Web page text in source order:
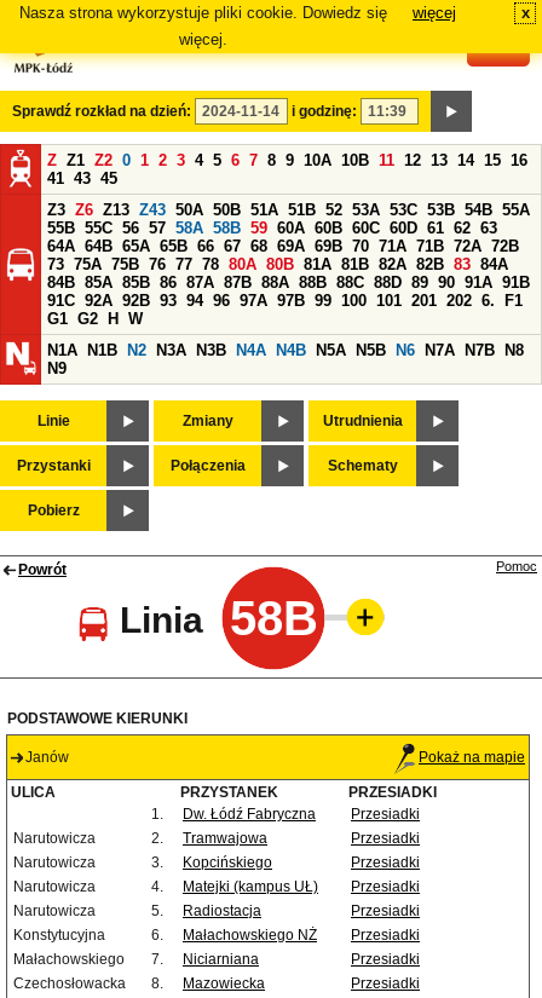
Nasza strona wykorzystuje pliki cookie. Dowiedz się
więcej.
więcej x
Sprawdź rozkład na dzień: i godzinę:
Z Z1 Z2 0 1 2 3 4 5 6 7 8 9 10A 10B 11 12 13 14 15 16
41 43 45
Z3 Z6 Z13 Z43 50A 50B 51A 51B 52 53A 53C 53B 54B 55A
55B 55C 56 57 58A 58B 59 60A 60B 60C 60D 61 62 63
64A 64B 65A 65B 66 67 68 69A 69B 70 71A 71B 72A 72B
73 75A 75B 76 77 78 80A 80B 81A 81B 82A 82B 83 84A
84B 85A 85B 86 87A 87B 88A 88B 88C 88D 89 90 91A 91B
91C 92A 92B 93 94 96 97A 97B 99 100 101 201 202 6.
F1
G1 G2 H
W
N1A
N1B N2 N3A N3B N4A N4B N5A N5B N6 N7A N7B
N8
N9
Linie Zmiany Utrudnienia
Przystanki Połączenia Schematy
Pobierz
Powrót
Linia 58B
Pomoc
PODSTAWOWE KIERUNKI
Janów Pokaż na mapie
ULICA PRZYSTANEK
PRZESIADKI
1.
Dw. Łódź Fabryczna
Przesiadki
Narutowicza
2. Tramwajowa
Przesiadki
Narutowicza
3. Kopcińskiego
Przesiadki
Narutowicza
4. Matejki (kampus UŁ)
Przesiadki
Narutowicza
5. Radiostacja
Przesiadki
Konstytucyjna
6. Małachowskiego NŻ
Przesiadki
Małachowskiego
7. Niciarniana
Przesiadki
Czechosłowacka
8. Mazowiecka
Przesiadki